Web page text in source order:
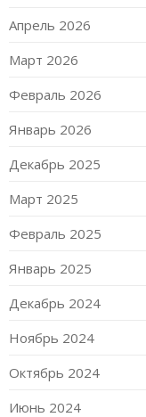
Апрель 2026
Март 2026
Февраль 2026
Январь 2026
Декабрь 2025
Март 2025
Февраль 2025
Январь 2025
Декабрь 2024
Ноябрь 2024
Октябрь 2024
Июнь 2024